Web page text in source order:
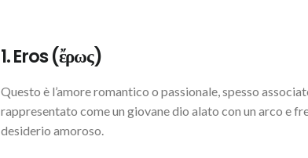
1. Eros (ἔρως)
Questo è l’amore romantico o passionale, spesso
rappresentato come un giovane dio alato con un arco e
desiderio amoroso.